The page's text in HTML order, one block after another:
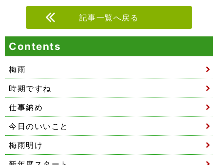
記事一覧へ戻る
Contents
梅雨
時期ですね
仕事納め
今日のいいこと
梅雨明け